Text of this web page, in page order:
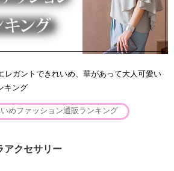
レガントできれいめ、華があって大人可愛い
キング
めファッション通販ランキング
アクセサリー